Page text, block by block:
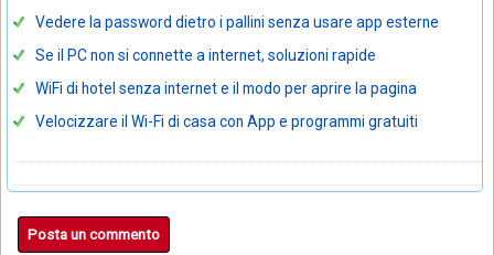
Vedere la password dietro i pallini senza usare app esterne
Se il PC non si connette a internet, soluzioni rapide
WiFi di hotel senza internet e il modo per aprire la pagina
Velocizzare il Wi-Fi di casa con App e programmi gratuiti
Posta un commento